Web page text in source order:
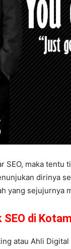
SEO, maka
dirinya
yang sejujurnya
SEO di
atau Ahli